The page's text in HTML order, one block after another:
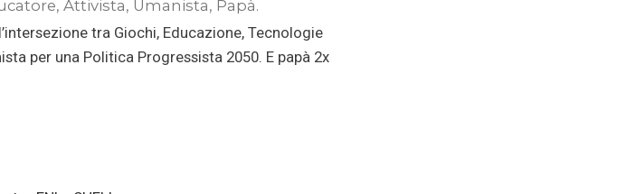
Attivista, Umanista, Papà.
tra Giochi, Educazione, Tecnologie
per una Politica Progressista 2050. E papà 2x